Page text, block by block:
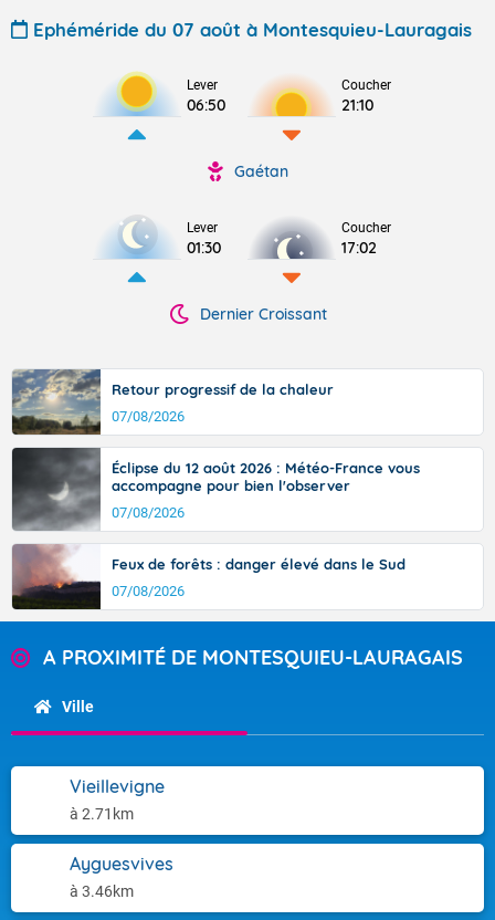
Ephéméride du 07 août à Montesquieu-Lauragais
Lever
06:50
Coucher
21:10
Gaétan
Lever
01:30
Coucher
17:02
Dernier Croissant
Retour progressif de la chaleur
07/08/2026
Éclipse du 12 août 2026 : Météo-France vous
accompagne pour bien l'observer
07/08/2026
Feux de forêts : danger élevé dans le Sud
07/08/2026
A PROXIMITÉ DE MONTESQUIEU-LAURAGAIS
Ville
Vieillevigne
à 2.71km
Ayguesvives
à 3.46km